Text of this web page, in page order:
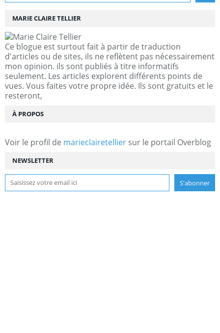
NEWSLETTER
MARIE CLAIRE TELLIER
Ce blogue est surtout fait à partir de traduction
d'articles ou de sites, ils ne reflètent pas nécessairement
mon opinion. ils sont publiés à titre informatifs
seulement. Les articles explorent différents points de
vues. Vous faites votre propre idée. Ils sont gratuits et le
resteront,
À PROPOS
Voir le profil de marieclairetellier sur le portail Overblog